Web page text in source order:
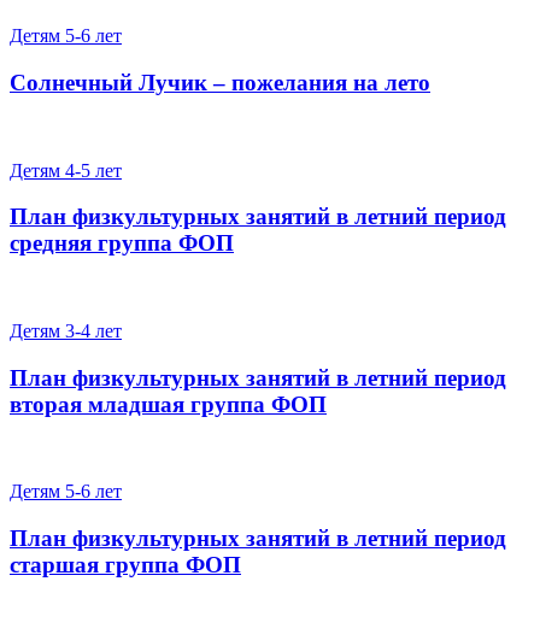
Детям 5-6 лет
Солнечный Лучик – пожелания на лето
Детям 4-5 лет
План физкультурных занятий в летний период
средняя группа ФОП
Детям 3-4 лет
План физкультурных занятий в летний период
вторая младшая группа ФОП
Детям 5-6 лет
План физкультурных занятий в летний период
старшая группа ФОП